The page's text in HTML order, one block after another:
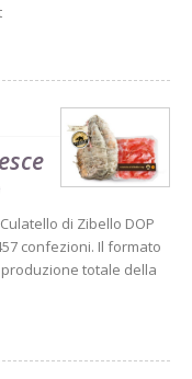
di Zibello DOP
confezioni. Il formato
totale della